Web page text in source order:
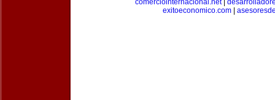
comerciointernacional.net|
exitoeconomico.com|